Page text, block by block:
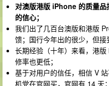
对澳版港版 iPhone 的质量
的信心；
我们出了几百台澳版和港版
馈；国行今年出的很少，但接
长期经验（十年）来看，港
修率也更低；
基于对用户的信任，相信 V
机党在官网买，官网有 14 天；